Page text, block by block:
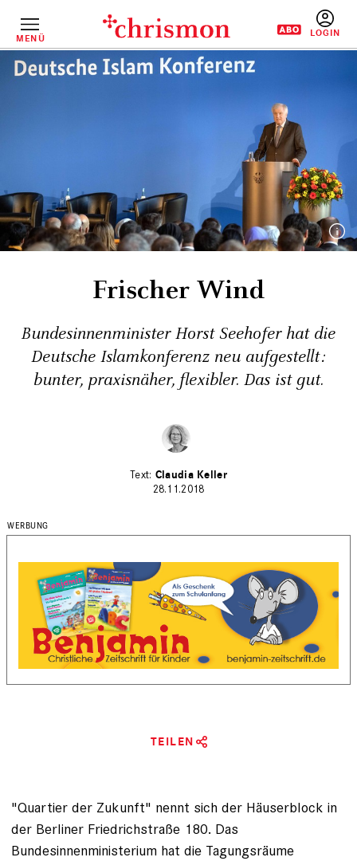
InhaltMENÜ
Frischer Wind
Bundesinnenminister Horst Seehofer hat die
Deutsche Islamkonferenz neu aufgestellt:
bunter, praxisnäher, flexibler. Das ist gut.
Claudia Keller
28.11.2018
TEILEN
"Quartier der Zukunft" nennt sich der Häuserblock in
der Berliner Friedrichstraße 180. Das
Bundesinnenministerium hat die Tagungsräume